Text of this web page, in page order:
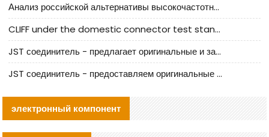
Анализ российской альтернативы высокочастотных кабельных колодцев I-PEX
CLIFF under the domestic connector test standard update
JST соединитель - предлагает оригинальные и заменяющие JST NSHR-02V-S соединители
JST соединитель - предоставляем оригинальные JST GHR-09V-S соединители и их аналоги
электронный компонент